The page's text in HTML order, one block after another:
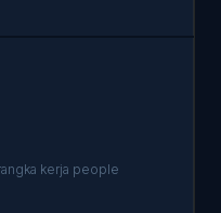
kerja people